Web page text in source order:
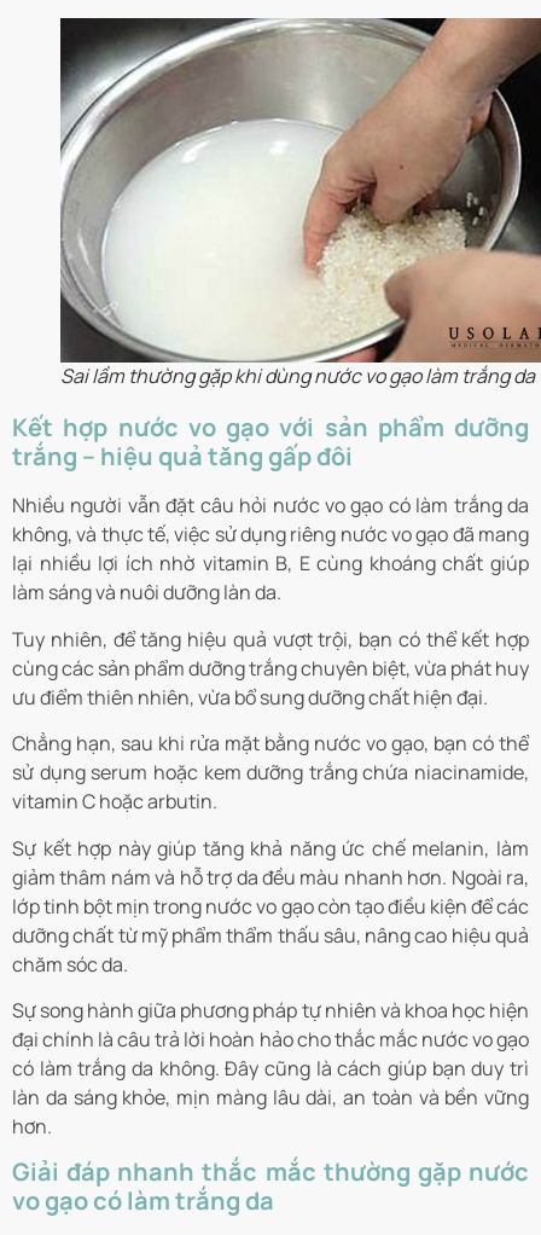
Sai lầm thường gặp khi dùng nước vo gạo làm trắng da
Kết hợp nước vo gạo với sản phẩm dưỡng
trắng – hiệu quả tăng gấp đôi
Nhiều người vẫn đặt câu hỏi nước vo gạo có làm trắng da
không, và thực tế, việc sử dụng riêng nước vo gạo đã mang
lại nhiều lợi ích nhờ vitamin B, E cùng khoáng chất giúp
làm sáng và nuôi dưỡng làn da.
Tuy nhiên, để tăng hiệu quả vượt trội, bạn có thể kết hợp
cùng các sản phẩm dưỡng trắng chuyên biệt, vừa phát huy
ưu điểm thiên nhiên, vừa bổ sung dưỡng chất hiện đại.
Chẳng hạn, sau khi rửa mặt bằng nước vo gạo, bạn có thể
sử dụng serum hoặc kem dưỡng trắng chứa niacinamide,
vitamin C hoặc arbutin.
Sự kết hợp này giúp tăng khả năng ức chế melanin, làm
giảm thâm nám và hỗ trợ da đều màu nhanh hơn. Ngoài ra,
lớp tinh bột mịn trong nước vo gạo còn tạo điều kiện để các
dưỡng chất từ mỹ phẩm thẩm thấu sâu, nâng cao hiệu quả
chăm sóc da.
Sự song hành giữa phương pháp tự nhiên và khoa học hiện
đại chính là câu trả lời hoàn hảo cho thắc mắc nước vo gạo
có làm trắng da không. Đây cũng là cách giúp bạn duy trì
làn da sáng khỏe, mịn màng lâu dài, an toàn và bền vững
hơn.
Giải đáp nhanh thắc mắc thường gặp nước
vo gạo có làm trắng da